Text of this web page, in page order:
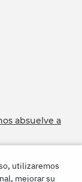
absuelve a
utilizaremos
mejorar su